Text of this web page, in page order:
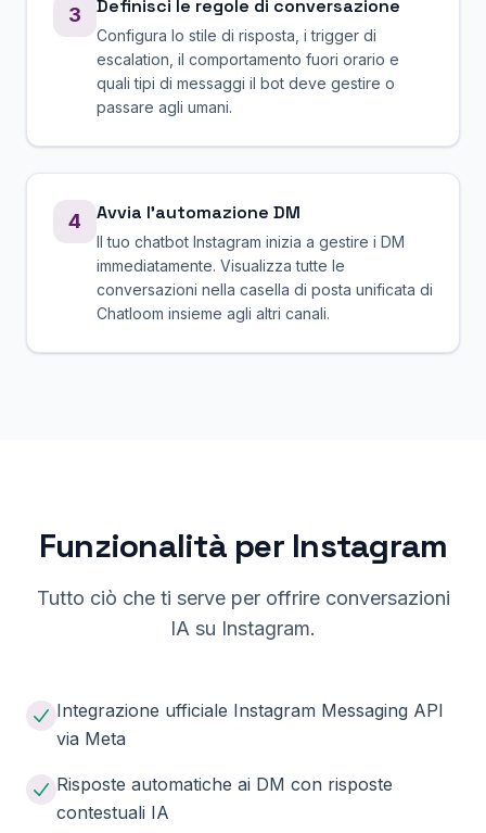
3 Definisci le regole di conversazione
Configura lo stile di risposta, i trigger di
escalation, il comportamento fuori orario e
quali tipi di messaggi il bot deve gestire o
passare agli umani.
4 Avvia l'automazione DM
Il tuo chatbot Instagram inizia a gestire i DM
immediatamente. Visualizza tutte le
conversazioni nella casella di posta unificata di
Chatloom insieme agli altri canali.
Funzionalità per Instagram
Tutto ciò che ti serve per offrire conversazioni
IA su Instagram.
Integrazione ufficiale Instagram Messaging API
via Meta
Risposte automatiche ai DM con risposte
contestuali IA